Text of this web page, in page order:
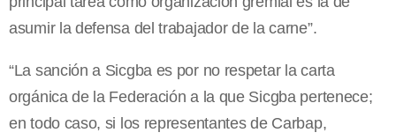
asumir la defensa del trabajador de la carne”.
“La sanción a Sicgba es por no respetar la carta
orgánica de la Federación a la que Sicgba pertenece;
en todo caso, si los representantes de Carbap,